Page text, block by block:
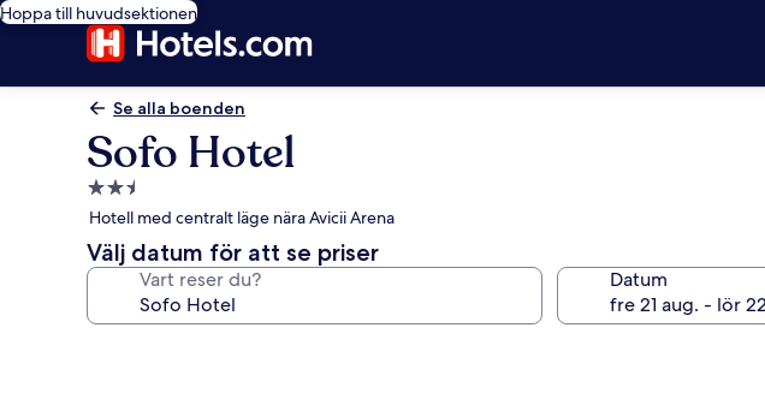
Hoppa till huvudsektionen
Se alla boenden
Sofo Hotel
2.5-
stjärnigt
boende
Hotell med centralt läge nära Avicii Arena
Välj datum för att se priser
Vart reser du? Datum